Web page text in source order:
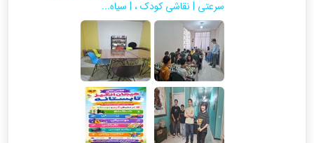
سرعتی | نقاشی کودک ، | سیاه...